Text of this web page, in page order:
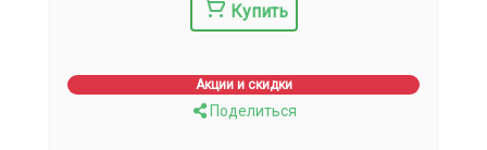
Купить
Акции и скидки
Поделиться